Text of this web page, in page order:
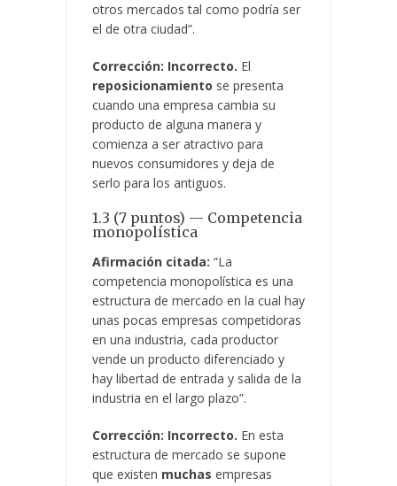
otros mercados tal como podría ser
el de otra ciudad”.
Corrección: Incorrecto. El
reposicionamiento se presenta
cuando una empresa cambia su
producto de alguna manera y
comienza a ser atractivo para
nuevos consumidores y deja de
serlo para los antiguos.
1.3 (7 puntos) — Competencia
monopolística
Afirmación citada: “La
competencia monopolística es una
estructura de mercado en la cual hay
unas pocas empresas competidoras
en una industria, cada productor
vende un producto diferenciado y
hay libertad de entrada y salida de la
industria en el largo plazo”.
Corrección: Incorrecto. En esta
estructura de mercado se supone
que existen muchas empresas